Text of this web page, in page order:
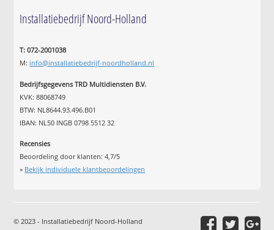
Installatiebedrijf Noord-Holland
T: 072-2001038
M: info@installatiebedrijf-noordholland.nl
Bedrijfsgegevens TRD Multidiensten B.V.
KVK: 88068749
BTW: NL8644.93.496.B01
IBAN: NL50 INGB 0798 5512 32
Recensies
Beoordeling door klanten:4,7/5
» Bekijk individuele klantbeoordelingen
© 2023 - Installatiebedrijf Noord-Holland